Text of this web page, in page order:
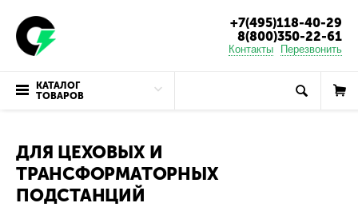
+7(495)118-40-29
8(800)350-22-61
Контакты Перезвонить
КАТАЛОГ
ТОВАРОВ
ДЛЯ ЦЕХОВЫХ И
ТРАНСФОРМАТОРНЫХ
ПОДСТАНЦИЙ